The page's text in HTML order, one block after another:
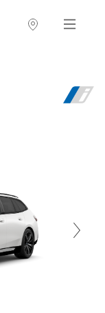
Navigation